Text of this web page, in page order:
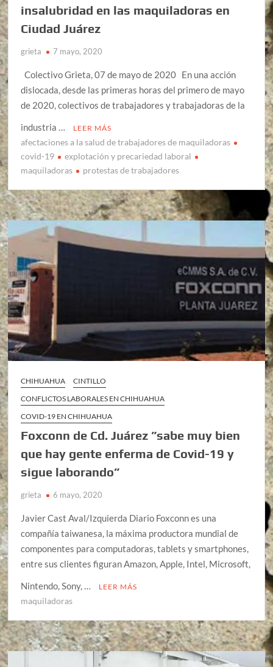
insalubridad en las maquiladoras en
Ciudad Juárez
grieta 7 mayo, 2020
Colectivo Grieta, 07 de mayo de 2020 En una acción
dislocada, desde las primeras horas del primero de mayo
de 2020, colectivos de trabajadores y trabajadoras de la
industria …
LEER MÁS
afectaciones a la salud de trabajadores de maquiladoras
covid-19
explotación y precariedad laboral
maquiladoras
protestas de trabajadores
CHIHUAHUA
CINTILLO
CONFLICTOS LABORALES EN CHIHUAHUA
COVID-19 EN CHIHUAHUA
Foxconn de Cd. Juárez ”sabe muy bien
que hay gente enferma de Covid-19 y
sigue laborando”
grieta 6 mayo, 2020
Javier Cast Aval/Izquierda Diario Foxconn es una
compañía taiwanesa, la máxima productora mundial de
componentes para computadoras, tablets y smartphones,
entre sus clientes figuran Amazon, Apple, Intel, Microsoft,
Nintendo, Sony, …
LEER MÁS
maquiladoras